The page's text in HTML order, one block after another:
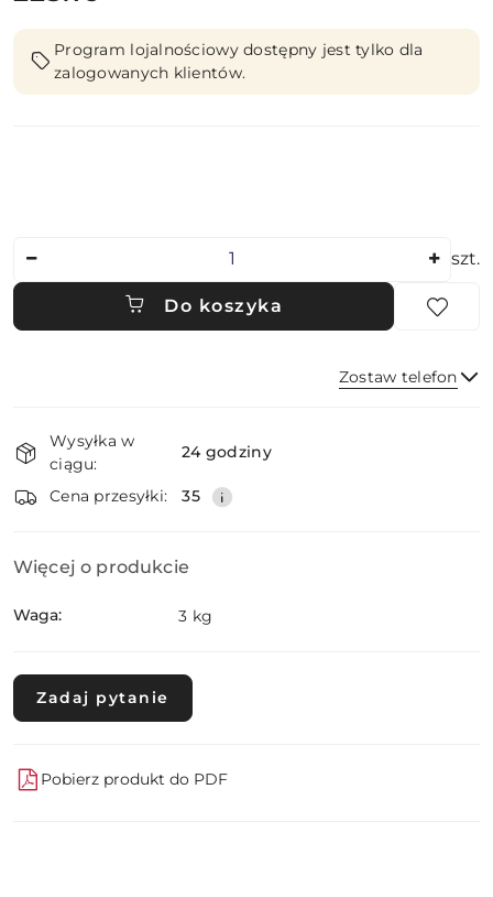
Program lojalnościowy dostępny jest tylko dla
zalogowanych klientów.
szt.
Do koszyka
Zostaw telefon
i
dostawa
Wysyłka w
ciągu:
24 godziny
Cena przesyłki: 35
Więcej o produkcie
Waga: 3 kg
Zadaj pytanie
Pobierz produkt do PDF